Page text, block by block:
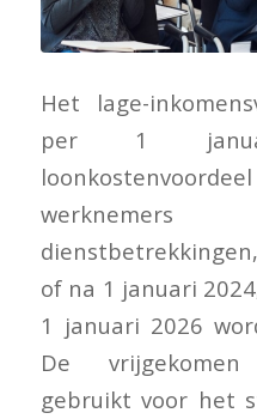
Het lage-
per 1
of na 1 januari
1 januari 2026
De
gebruikt voor het